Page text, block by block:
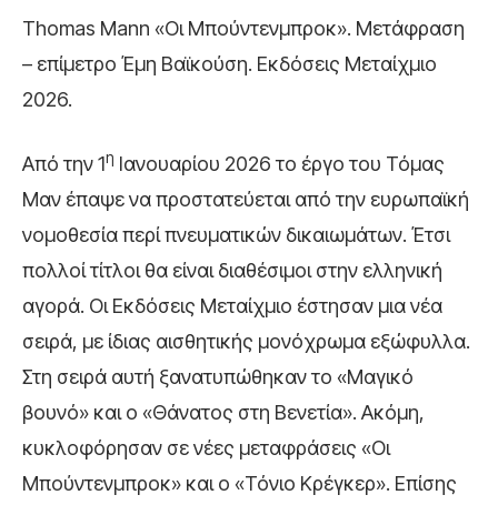
Thomas Mann «Οι Μπούντενμπροκ». Μετάφραση
– επίμετρο Έμη Βαϊκούση. Εκδόσεις Μεταίχμιο
2026.
Από την 1η Ιανουαρίου 2026 το έργο του Τόμας
Μαν έπαψε να προστατεύεται από την ευρωπαϊκή
νομοθεσία περί πνευματικών δικαιωμάτων. Έτσι
πολλοί τίτλοι θα είναι διαθέσιμοι στην ελληνική
αγορά. Οι Εκδόσεις Μεταίχμιο έστησαν μια νέα
σειρά, με ίδιας αισθητικής μονόχρωμα εξώφυλλα.
Στη σειρά αυτή ξανατυπώθηκαν το «Μαγικό
βουνό» και ο «Θάνατος στη Βενετία». Ακόμη,
κυκλοφόρησαν σε νέες μεταφράσεις «Οι
Μπούντενμπροκ» και ο «Τόνιο Κρέγκερ». Επίσης